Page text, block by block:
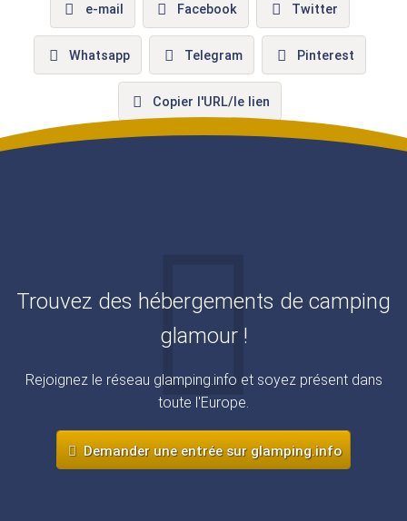
e-mail Facebook Twitter
Whatsapp Telegram Pinterest
Copier l'URL/le lien
Trouvez des hébergements de camping
glamour !
Rejoignez le réseau glamping.info et soyez présent dans
toute l'Europe.
Demander une entrée sur glamping.info